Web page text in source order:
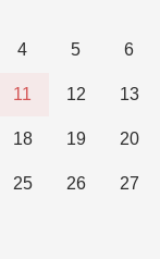
4 5 6
11 12 13
18 19 20
25 26 27